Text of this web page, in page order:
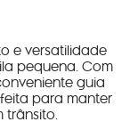
e versatilidade
pequena. Com
guia
para manter
trânsito.